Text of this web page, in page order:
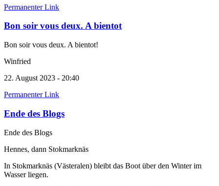
Permanenter Link
Bon soir vous deux. A bientot
Bon soir vous deux. A bientot!
Winfried
22. August 2023 - 20:40
Permanenter Link
Ende des Blogs
Ende des Blogs
Hennes, dann Stokmarknäs
In Stokmarknäs (Västeralen) bleibt das Boot über den Winter im
Wasser liegen.